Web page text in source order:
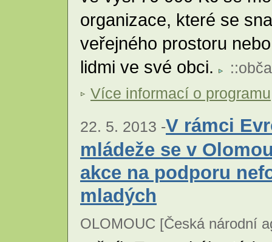
organizace, které se
veřejného prostoru
lidmi ve své obci.
::
Více informací o programu
22. 5. 2013 -V rámci
mládeže se v
akce na podporu
mladých
OLOMOUC [Česká národní